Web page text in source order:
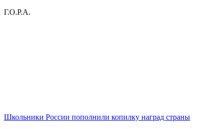
Г.О.Р.А.
Школьники России пополнили копилку наград страны